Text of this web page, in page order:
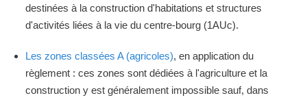
destinées à la construction d'habitations et structures
d'activités liées à la vie du centre-bourg (1AUc).
Les zones classées A (agricoles), en application du
règlement : ces zones sont dédiées à l'agriculture et la
construction y est généralement impossible sauf, dans